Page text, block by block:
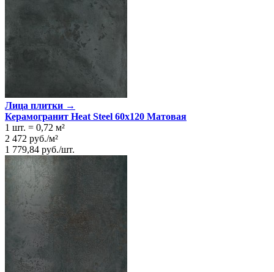
Лица плитки →
Керамогранит Heat Steel 60x120 Матовая
1 шт. = 0,72 м²
2 472 руб./м²
1 779,84 руб./шт.